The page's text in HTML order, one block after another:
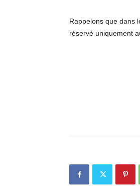
Rappelons que dans
réservé uniquement